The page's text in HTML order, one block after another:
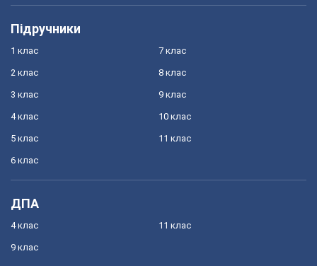
Підручники
1 клас
2 клас
3 клас
4 клас
5 клас
6 клас
7 клас
8 клас
9 клас
10 клас
11 клас
ДПА
4 клас
9 клас
11 клас